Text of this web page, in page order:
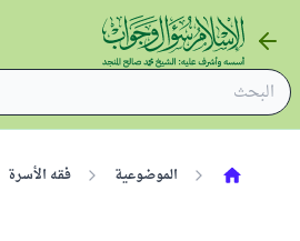
الموضوعية فقه الأسرة